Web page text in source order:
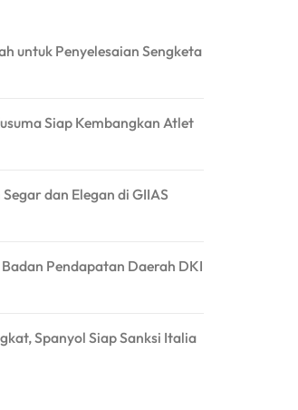
untuk Penyelesaian Sengketa
Siap Kembangkan Atlet
dan Elegan di GIIAS
Pendapatan Daerah DKI
Spanyol Siap Sanksi Italia